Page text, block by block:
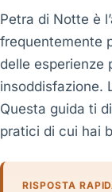
Petra di Notte è
frequentemente
delle esperienze
insoddisfazione.
Questa guida ti
pratici di cui hai
RISPOSTA